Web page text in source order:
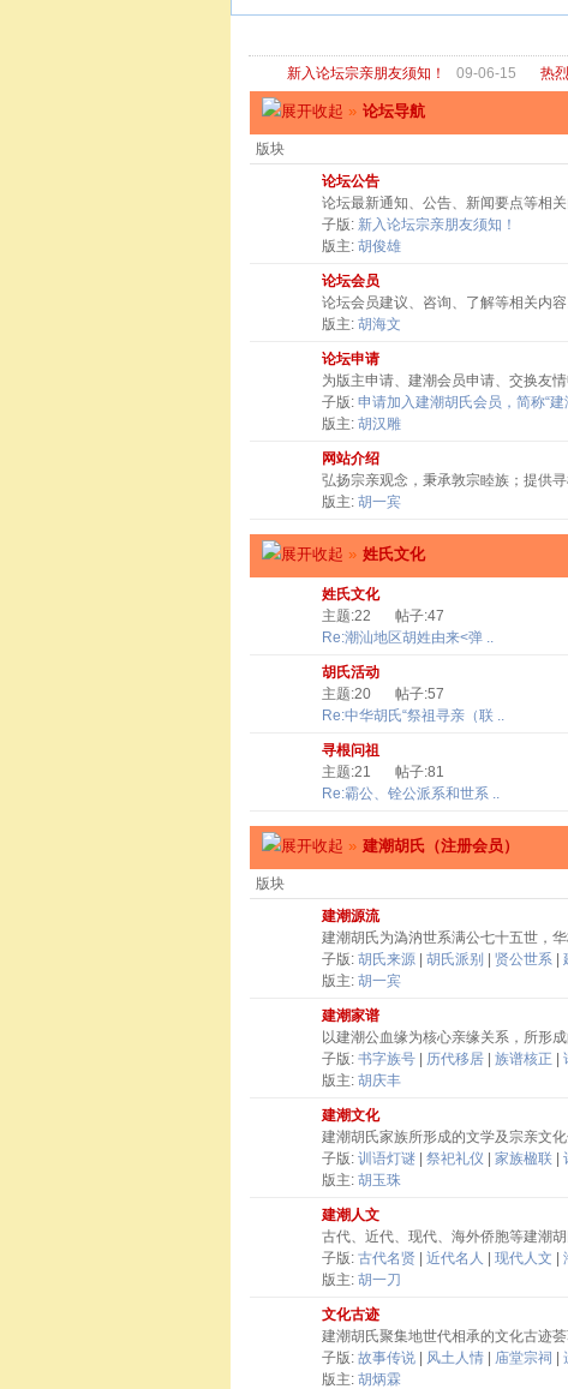
新入论坛宗亲朋友须知！ 09-06-15 热
» 论坛导航
版块
论坛公告
论坛最新通知、公告、新闻要点等相关
子版: 新入论坛宗亲朋友须知！
版主: 胡俊雄
论坛会员
论坛会员建议、咨询、了解等相关内容
版主: 胡海文
论坛申请
为版主申请、建潮会员申请、交换友情
子版: 申请加入建潮胡氏会员，简称“建
版主: 胡汉雕
网站介绍
弘扬宗亲观念，秉承敦宗睦族；提供寻
版主: 胡一宾
» 姓氏文化
姓氏文化
主题:22
帖子:47
Re:潮汕地区胡姓由来<弹 ..
胡氏活动
主题:20
帖子:57
Re:中华胡氏“祭祖寻亲（联 ..
寻根问祖
主题:21
帖子:81
Re:霸公、铨公派系和世系 ..
» 建潮胡氏（注册会员）
版块
建潮源流
建潮胡氏为溈汭世系满公七十五世，
子版: 胡氏来源 胡氏派别 贤公世系
版主: 胡一宾
建潮家谱
以建潮公血缘为核心亲缘关系，所形
子版: 书字族号 历代移居 族谱核正
版主: 胡庆丰
建潮文化
建潮胡氏家族所形成的文学及宗亲文化
子版: 训语灯谜 祭祀礼仪 家族楹联
版主: 胡玉珠
建潮人文
古代、近代、现代、海外侨胞等建潮胡
子版: 古代名贤 近代名人 现代人文
版主: 胡一刀
文化古迹
建潮胡氏聚集地世代相承的文化古迹荟
子版: 故事传说 风土人情 庙堂宗祠
版主: 胡炳霖